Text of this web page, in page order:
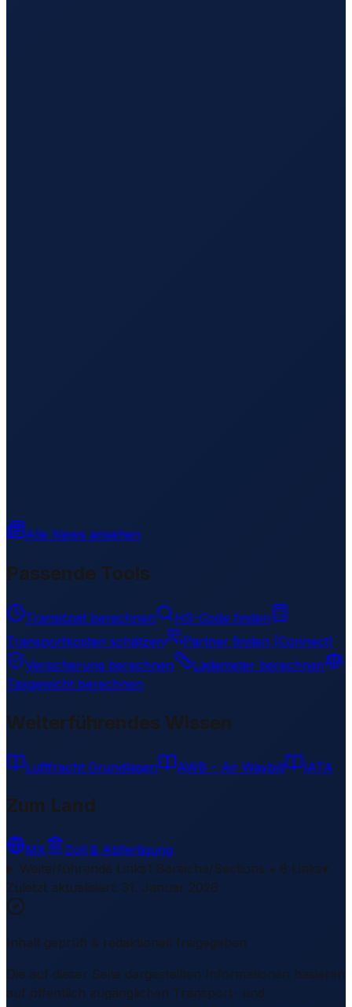
Alle News ansehen
Passende Tools
Transitzeit berechnen
HS-Code finden
Transportkosten schätzen
Partner finden (Connect)
Versicherung berechnen
Lademeter berechnen
Taxgewicht berechnen
Weiterführendes Wissen
Luftfracht Grundlagen AWB – Air Waybill IATA
Zum Land
MX
Zoll & Abfertigung
Weiterführende Links1 Bereiche/Sections • 8 Links▾
Zuletzt aktualisiert: 31. Januar 2026
Inhalt geprüft & redaktionell freigegeben
Die auf dieser Seite dargestellten Informationen basieren
auf öffentlich zugänglichen Transport- und